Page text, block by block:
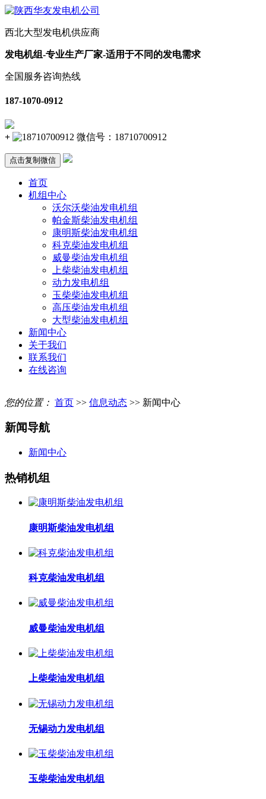
西北大型发电机供应商
发电机组-专业生产厂家-适用于不同的发电需求
全国服务咨询热线
187-1070-0912
+ 微信号： 18710700912
点击复制微信
首页
机组中心
沃尔沃柴油发电机组
帕金斯柴油发电机组
康明斯柴油发电机组
科克柴油发电机组
威曼柴油发电机组
上柴柴油发电机组
动力发电机组
玉柴柴油发电机组
高压柴油发电机组
大型柴油发电机组
新闻中心
关于我们
联系我们
在线咨询
您的位置： 首页 >> 信息动态 >> 新闻中心
新闻导航
新闻中心
热销机组
康明斯柴油发电机组
科克柴油发电机组
威曼柴油发电机组
上柴柴油发电机组
无锡动力发电机组
玉柴柴油发电机组